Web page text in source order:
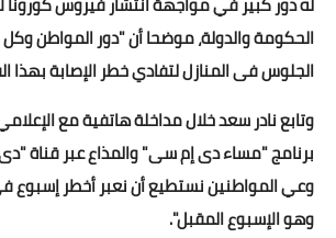
أخبار الرياضة
صحة
البوابة
الحكومة والدولة، موضحا أن "دور المواطن
الجلوس فى المنازل لتفادي خطر الإصابة بهذا
وتابع نادر سعد خلال مداخلة هاتفية مع
برنامج "مساء دى إم سى" والمذاع عبر قناة
وعي المواطنين نستطيع أن نعبر أخطر إسبوع
وهو الإسبوع المقبل".